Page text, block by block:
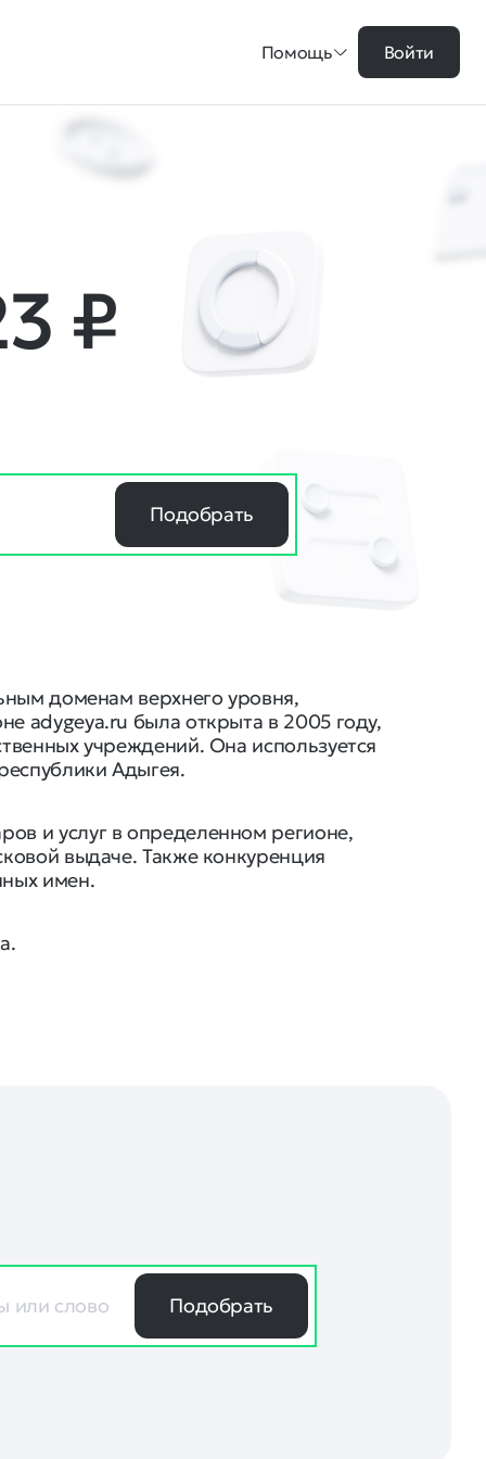
Помощь Войти
₽
Подобрать
доменам верхнего уровня,
adygeya.ru была открыта в 2005 году,
учреждений. Она используется
Адыгея.
и услуг в определенном регионе,
выдаче. Также конкуренция
имен.
Подобрать